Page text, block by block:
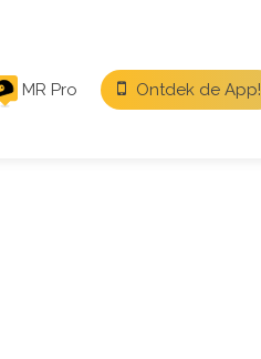
MR Pro
Ontdek de App!